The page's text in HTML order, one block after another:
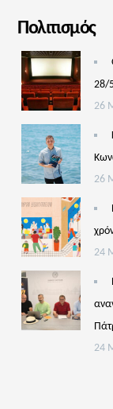
Πολιτισμός
28/
26
26
24
24